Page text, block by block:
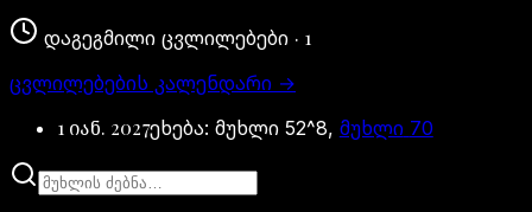
დაგეგმილი ცვლილებები · 1
ცვლილებების კალენდარი →
1 იან. 2027ეხება: მუხლი 52^8, მუხლი 70